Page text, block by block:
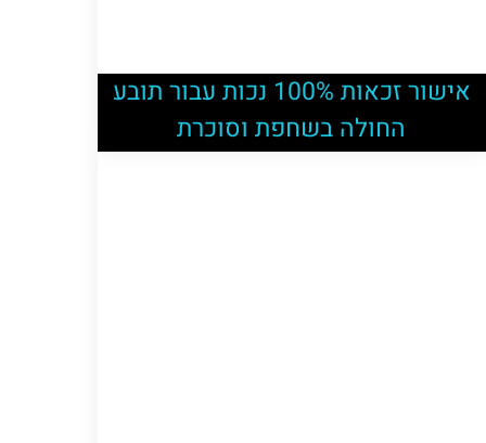
אישור זכאות 100% נכות עבור תובע
החולה בשחפת וסוכרת